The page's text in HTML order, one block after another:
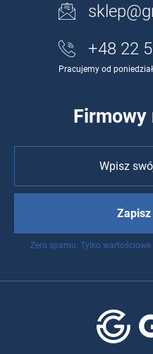
+48 22
Pracujemy od
Zero spamu. Tylko